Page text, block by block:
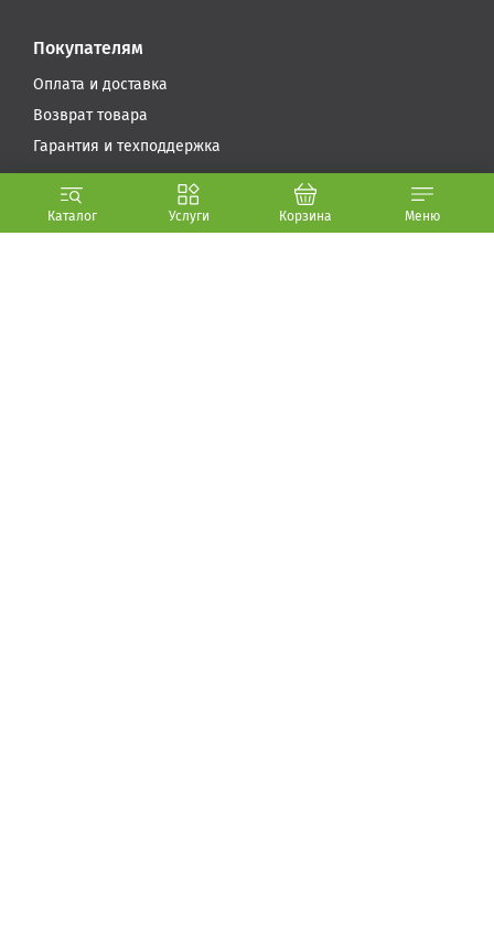
Услуги
Каталог Корзина Меню
Покупателям
Оплата и доставка
Возврат товара
Гарантия и техподдержка
Компания